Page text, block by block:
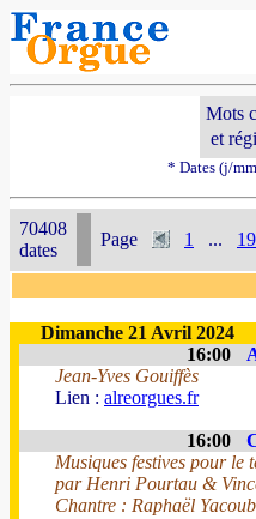
Mots
et
* Dates (j/
70408
dates
Page 1 ...
Dimanche 21 Avril 2024
16:00
Jean-Yves Gouiffès
Lien : alreorgues.fr
16:00
Musiques festives pour le
par Henri Pourtau &
Chantre : Raphaël Yacoub